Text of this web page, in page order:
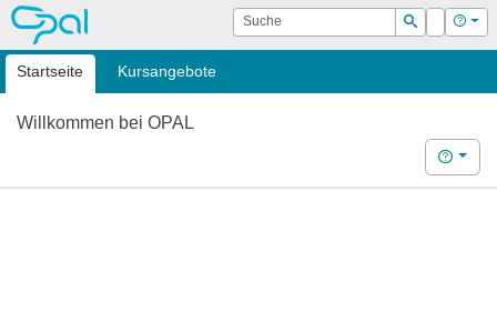
OPAL Suche
Suchen
Login Hilfe
Startseite Kursangebote
Willkommen bei OPAL
Hilfe